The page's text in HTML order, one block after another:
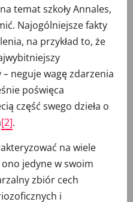
temat szkoły Annales,
Najogólniejsze fakty
na przykład to, że
neguje wagę zdarzenia
poświęca
część swego dzieła o
[2].
na wiele
jedyne w swoim
zbiór cech
i